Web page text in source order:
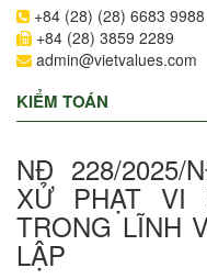
+84 (28) (28) 6683 9988
+84 (28) 3859 2289
admin@vietvalues.com
KIỂM TOÁN
NĐ 228/2025/
XỬ PHẠT VI
TRONG LĨNH
LẬP